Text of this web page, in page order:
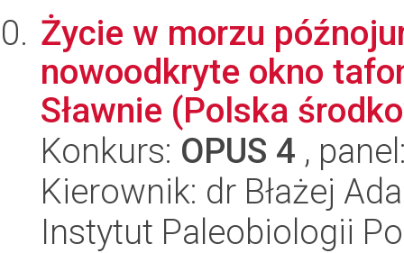
Życie w morzu
nowoodkryte okno
Sławnie (Polska
Konkurs: OPUS 4 ,
Kierownik: dr Błażej
Instytut Paleobiologii